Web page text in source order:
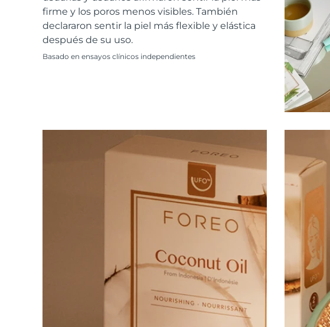
firme y los poros menos visibles. También
declararon sentir la piel más flexible y elástica
después de su uso.
Basado en ensayos clínicos independientes
All acne treatment devices
All revitalizing eye massagers
Cuidado de la piel KIWI™
Advanced pore care essentials
Serum
For healthy hair
issa™ Teeth Whitening Gel
18% PAP
Cosméticos